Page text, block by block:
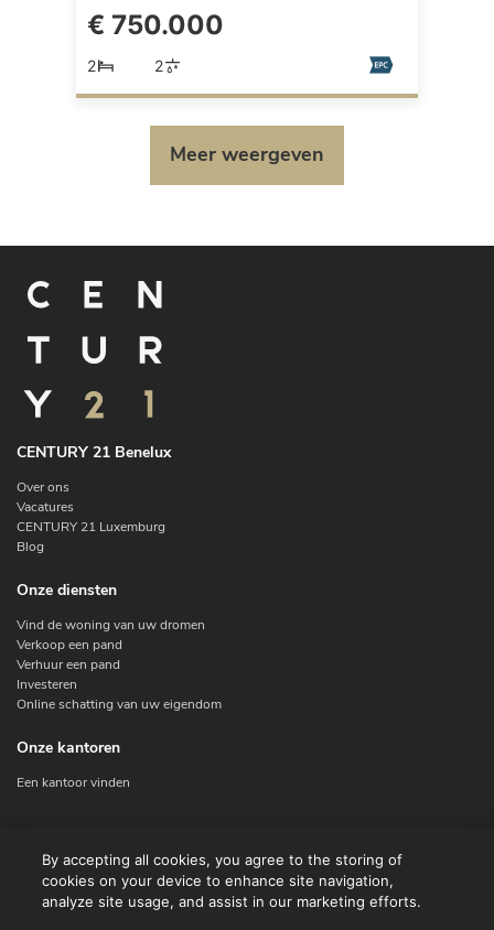
€ 750.000
2 2
Meer weergeven
CENTURY 21 Benelux
Over ons
Vacatures
CENTURY 21 Luxemburg
Blog
Onze diensten
Vind de woning van uw dromen
Verkoop een pand
Verhuur een pand
Investeren
Online schatting van uw eigendom
Onze kantoren
Een kantoor vinden
Contact
Facebook
By accepting all cookies, you agree to the storing of
cookies on your device to enhance site navigation,
analyze site usage, and assist in our marketing efforts.